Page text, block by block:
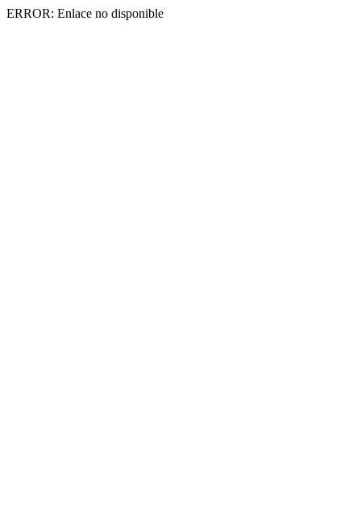
ERROR: Enlace no disponible